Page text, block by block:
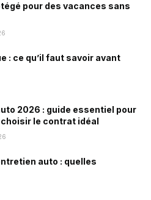
pour des vacances sans
: ce qu’il faut savoir avant
2026 : guide essentiel pour
le contrat idéal
auto : quelles